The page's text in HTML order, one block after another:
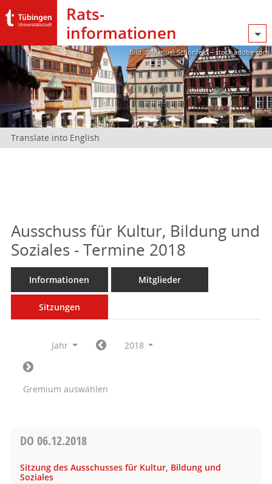
Rats­
informationen
Bild: @Manuel Schönfeld – stock.adobe.com
Translate into English
Ausschuss für Kultur, Bildung und
Soziales - Termine 2018
Informationen Mitglieder
Sitzungen
Jahr 2018
Gremium auswählen
DO 06.12.2018
Sitzung des Ausschusses für Kultur, Bildung und
Soziales